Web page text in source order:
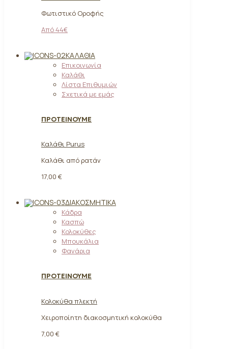
Φωτιστικό Οροφής
Από 44€
ΚΑΛΆΘΙΑ
Επικοινωνία
Καλάθι
Λίστα Επιθυμιών
Σχετικά με εμάς
ΠΡΟΤΕΙΝΟΥΜΕ
Καλάθι Purus
Καλάθι από ρατάν
17,00 €
ΔΙΑΚΟΣΜΗΤΙΚΆ
Κάδρα
Κασπώ
Κολοκύθες
Μπουκάλια
Φανάρια
ΠΡΟΤΕΙΝΟΥΜΕ
Κολοκύθα πλεκτή
Χειροποίητη διακοσμητική κολοκύθα
7,00 €